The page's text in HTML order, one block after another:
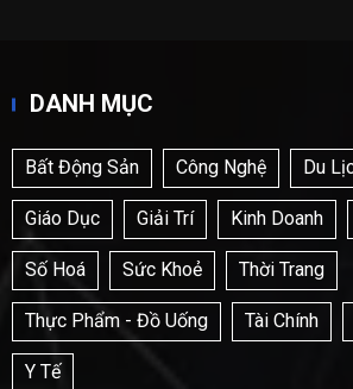
DANH MỤC
Bất Động Sản Công Nghệ Du
Giáo Dục Giải Trí Kinh Doanh
Số Hoá Sức Khoẻ Thời Trang
Thực Phẩm - Đồ Uống Tài Chính
Y Tế